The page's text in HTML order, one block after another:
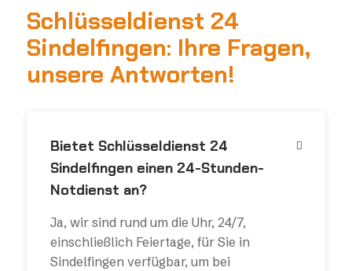
Schlüsseldienst 24
Sindelfingen: Ihre Fragen,
unsere Antworten!
Bietet Schlüsseldienst 24
Sindelfingen einen 24-Stunden-
Notdienst an?
Ja, wir sind rund um die Uhr, 24/7,
einschließlich Feiertage, für Sie in
Sindelfingen verfügbar, um bei